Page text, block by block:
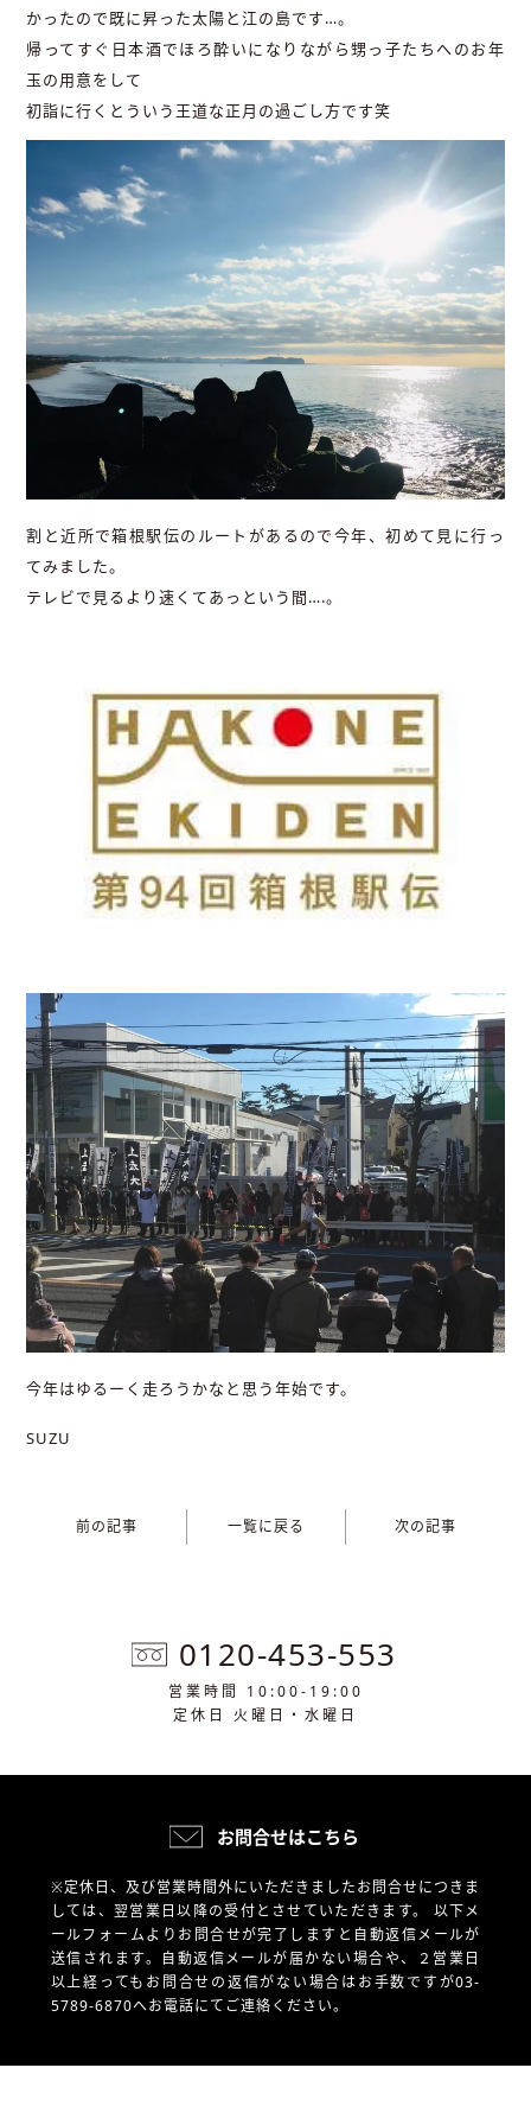
かったので既に昇った太陽と江の島です…。
帰ってすぐ日本酒でほろ酔いになりながら甥っ子たちへのお年
玉の用意をして
初詣に行くとういう王道な正月の過ごし方です笑
割と近所で箱根駅伝のルートがあるので今年、初めて見に行っ
てみました。
テレビで見るより速くてあっという間….。
今年はゆるーく走ろうかなと思う年始です。
SUZU
前の記事 一覧に戻る 次の記事
0120-453-553
営業時間 10:00-19:00
定休日 火曜日・水曜日
お問合せはこちら
※定休日、及び営業時間外にいただきましたお問合せにつきま
しては、翌営業日以降の受付とさせていただきます。 以下メ
ールフォームよりお問合せが完了しますと自動返信メールが
送信されます。自動返信メールが届かない場合や、
２営業日
以上経ってもお問合せの返信がない場合はお手数ですが03-
5789-6870へお電話にてご連絡ください。